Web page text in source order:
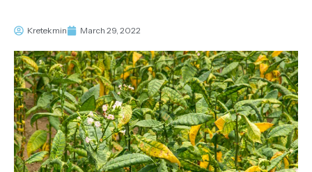
Kretekmin March 29, 2022